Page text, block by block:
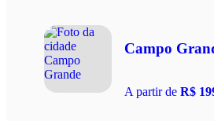
Campo
A partir de R$